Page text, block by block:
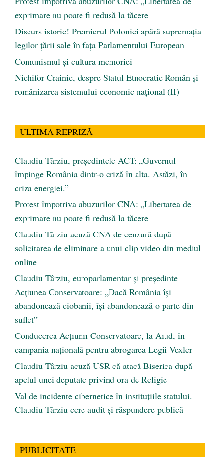
exprimare nu poate fi redusă la tăcere
Discurs istoric! Premierul Poloniei apără supremația
legilor țării sale în fața Parlamentului European
Comunismul şi cultura memoriei
Nichifor Crainic, despre Statul Etnocratic Român şi
românizarea sistemului economic naţional (II)
ULTIMA REPRIZĂ
Claudiu Târziu, președintele ACT: „Guvernul
împinge România dintr-o criză în alta. Astăzi, în
criza energiei.”
Protest împotriva abuzurilor CNA: „Libertatea de
exprimare nu poate fi redusă la tăcere
Claudiu Târziu acuză CNA de cenzură după
solicitarea de eliminare a unui clip video din mediul
online
Claudiu Târziu, europarlamentar și președinte
Acțiunea Conservatoare: „Dacă România își
abandonează ciobanii, își abandonează o parte din
suflet”
Conducerea Acțiunii Conservatoare, la Aiud, în
campania națională pentru abrogarea Legii Vexler
Claudiu Târziu acuză USR că atacă Biserica după
apelul unei deputate privind ora de Religie
Val de incidente cibernetice în instituțiile statului.
Claudiu Târziu cere audit și răspundere publică
PUBLICITATE